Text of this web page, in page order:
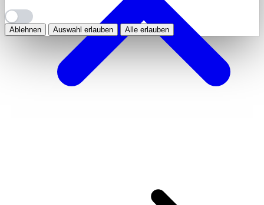
Ablehnen Auswahl erlauben Alle erlauben